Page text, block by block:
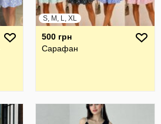
S, M, L, XL
500 грн
Сарафан